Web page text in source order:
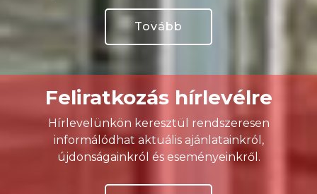
Tovább
Feliratkozás hírlevélre
Hírlevelünkön keresztül rendszeresen
informálódhat aktuális ajánlatainkról,
újdonságainkról és eseményeinkről.